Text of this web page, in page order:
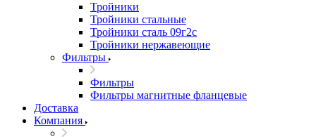
Тройники
Тройники стальные
Тройники сталь 09г2с
Тройники нержавеющие
Фильтры
Фильтры
Фильтры магнитные фланцевые
Доставка
Компания